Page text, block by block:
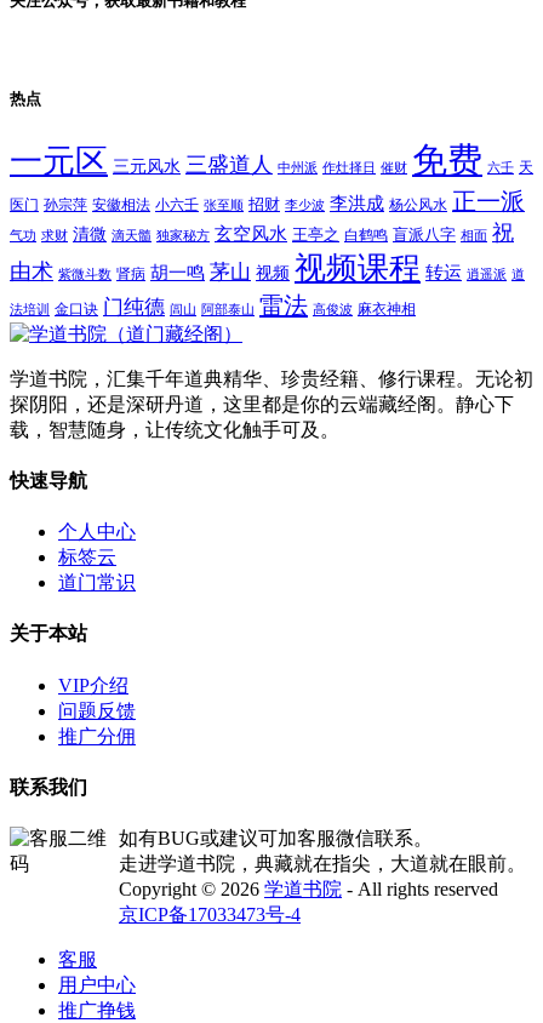
热点
一元区 三元风水 三盛道人 中州派 作灶择日 催财 免费 六壬 天
医门 孙宗萍 安徽相法 小六壬 张至顺 招财 李少波 李洪成 杨公风水 正一派
气功 求财 清微 滴天髓 独家秘方 玄空风水 王亭之 白鹤鸣 盲派八字 相面 祝
由术 紫微斗数 肾病 胡一鸣 茅山 视频 视频课程 转运 逍遥派 道
法培训 金口诀 门纯德 闾山 阿部泰山 雷法 高俊波 麻衣神相
学道书院，汇集千年道典精华、珍贵经籍、修行课程。无论初
探阴阳，还是深研丹道，这里都是你的云端藏经阁。静心下
载，智慧随身，让传统文化触手可及。
快速导航
个人中心
标签云
道门常识
关于本站
VIP介绍
问题反馈
推广分佣
联系我们
如有BUG或建议可加客服微信联系。
走进学道书院，典藏就在指尖，大道就在眼前。
Copyright © 2026 学道书院 - All rights reserved
京ICP备17033473号-4
客服
用户中心
推广挣钱